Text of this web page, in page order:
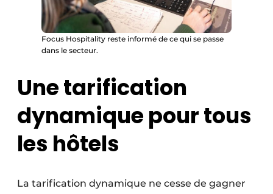
Focus Hospitality reste informé de ce qui se passe
dans le secteur.
Une tarification
dynamique pour tous
les hôtels
La tarification dynamique ne cesse de gagner